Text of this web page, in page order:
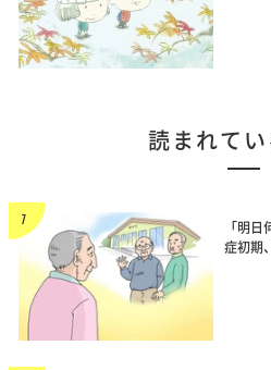
読まれて
「明
症初期